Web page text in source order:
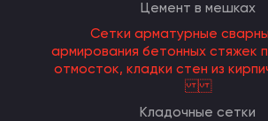
Цемент в мешках
Сетки арматурные
армирования бетонных стяжек
отмосток, кладки стен из
Кладочные сетки